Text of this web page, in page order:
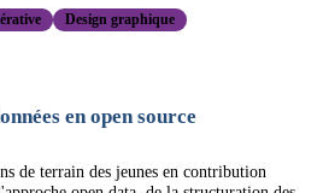
Design graphique
en open source
de terrain des jeunes en contribution